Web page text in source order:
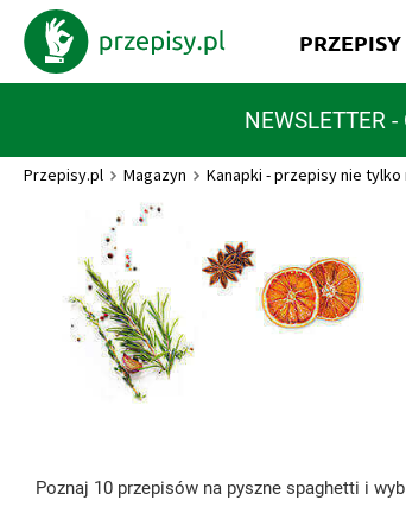
NEWSLETTER
PRZEPISY
Przepisy.pl Magazyn Kanapki - przepisy nie tylko
Poznaj 10 przepisów na pyszne spaghetti i